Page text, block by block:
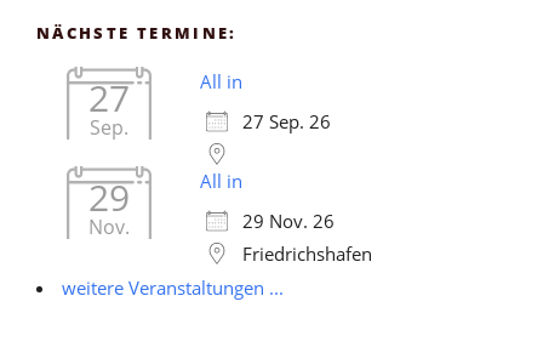
NÄCHSTE TERMINE:
27
Sep.
All in
27 Sep. 26
29
Nov.
All in
29 Nov. 26
Friedrichshafen
weitere Veranstaltungen ...